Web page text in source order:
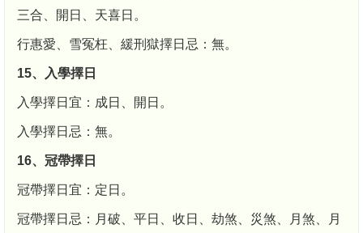
三合、開日、天喜日。
行惠愛、雪冤枉、緩刑獄擇日忌：無。
15、入學擇日
入學擇日宜：成日、開日。
入學擇日忌：無。
16、冠帶擇日
冠帶擇日宜：定日。
冠帶擇日忌：月破、平日、收日、劫煞、災煞、月煞、月